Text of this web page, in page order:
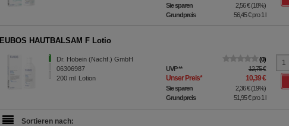
Sie sparen 2,56 €(18%)
Grundpreis
56,45 €pro 1 l
EUBOS HAUTBALSAM F Lotio
Dr. Hobein (Nachf.) GmbH
06306987
200 ml Lotion
0
UVP** 12,75 €
Unser Preis* 10,39 €
Sie sparen 2,36 €(19%)
Grundpreis
51,95 €pro 1 l
Sortieren nach: